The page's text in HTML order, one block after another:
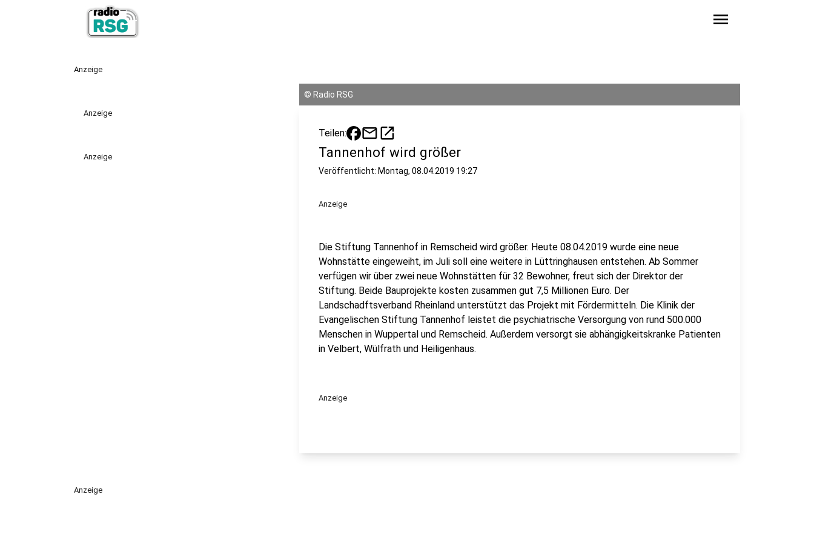
menu
Anzeige
Anzeige
Anzeige
© Radio RSG
Teilen: mailopen_in_new
Tannenhof wird größer
Veröffentlicht: Montag, 08.04.2019 19:27
Anzeige
Die Stiftung Tannenhof in Remscheid wird größer. Heute 08.04.2019 wurde eine neue
Wohnstätte eingeweiht, im Juli soll eine weitere in Lüttringhausen entstehen. Ab Sommer
verfügen wir über zwei neue Wohnstätten für 32 Bewohner, freut sich der Direktor der
Stiftung. Beide Bauprojekte kosten zusammen gut 7,5 Millionen Euro. Der
Landschadftsverband Rheinland unterstützt das Projekt mit Fördermitteln. Die Klinik der
Evangelischen Stiftung Tannenhof leistet die psychiatrische Versorgung von rund 500.000
Menschen in Wuppertal und Remscheid. Außerdem versorgt sie abhängigkeitskranke Patienten
in Velbert, Wülfrath und Heiligenhaus.
Anzeige
Anzeige